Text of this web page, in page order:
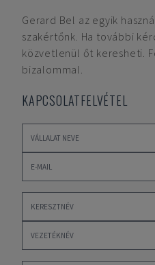
Gerard Bel az egyik
szakértőnk. Ha további
közvetlenül őt keresheti.
bizalommal.
KAPCSOLATFELVÉTEL